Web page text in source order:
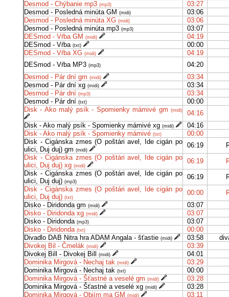
Desmod - Chýbanie mp3 (mp3)
03:27
Desmod - Posledná minúta GM (midi)
03:06
Desmod - Posledná minúta XG (midi)
03:06
Desmod - Posledná minúta mp3 (mp3)
03:07
DESmod - Vŕba GM (midi) 04:19
DESmod - Vŕba (txt) 00:00
DESmod - Vŕba XG (midi) 04:19
DESmod - Vŕba MP3 (mp3) 04:20
Desmod - Pár dní gm (midi)
03:34
Desmod - Pár dní xg (midi)
03:34
Desmod - Pár dní (mp3)
03:34
Desmod - Pár dní (txt)
00:00
Disk - Ako malý psík - Spomienky mámivé gm (midi)
04:16
Disk - Ako malý psík - Spomienky mámivé xg (midi)
04:16
Disk - Ako malý psík - Spomienky mámivé (txt)
00:00
Disk - Cigánska zmes (O poštári avel, Ide cigán po
ulici, Duj duj) gm (midi)
06:19
Disk - Cigánska zmes (O poštári avel, Ide cigán po
ulici, Duj duj) xg (midi)
06:19
Disk - Cigánska zmes (O poštári avel, Ide cigán po
ulici, Duj duj) (mp3)
06:19
Disk - Cigánska zmes (O poštári avel, Ide cigán po
ulici, Duj duj) (txt)
00:00
Disko - Diridonda gm (midi)
03:07
Disko - Diridonda xg (midi)
03:07
Disko - Diridonda (mp3)
03:07
Disko - Diridonda (txt)
00:00
Divadlo DAB Nitra hra ADAM Angala - šťastie (midi) 03:58
Divokej Bil - Čmelák (midi)
03:39
Divokej Bill - Divokej Bill
(midi)
04:01
Dominika Mirgová - Nechaj tak (midi)
03:29
Dominika Mirgová - Nechaj tak (txt)
00:00
Dominika Mirgová - Šťastné a veselé gm (midi)
03:28
Dominika Mirgová - Šťastné a veselé xg (midi)
03:28
Dominika Mirgová - Objím ma GM (midi) 03:11